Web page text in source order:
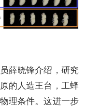
薛晓锋介绍，研究
的人造王台，工蜂
理条件。这进一步